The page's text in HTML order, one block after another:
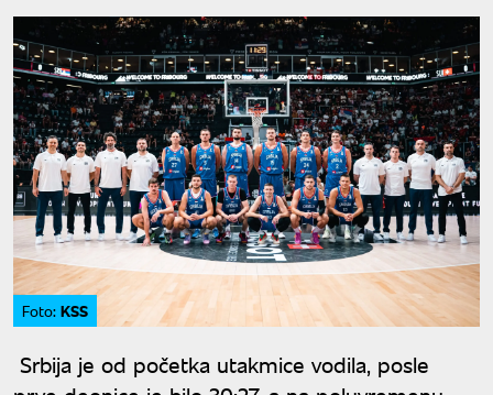
Foto: KSS
Srbija je od početka utakmice vodila, posle